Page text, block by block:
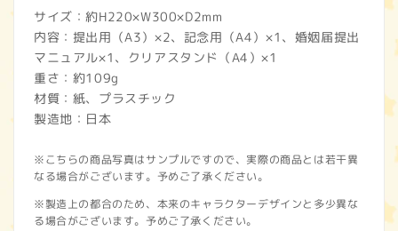
サイズ：約H220×W300×D2mm
内容：提出用（A3）×2、記念用（A4）×1、婚姻届提出
マニュアル×1、クリアスタンド（A4）×1
重さ：約109g
材質：紙、プラスチック
製造地：日本
※こちらの商品写真はサンプルですので、実際の商品とは若干異
なる場合がございます。予めご了承ください。
※製造上の都合のため、本来のキャラクターデザインと多少異な
る場合がございます。予めご了承ください。